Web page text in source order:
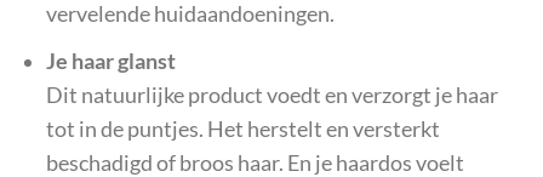
vervelende huidaandoeningen.
Je haar glanst
Dit natuurlijke product voedt en verzorgt je haar
tot in de puntjes. Het herstelt en versterkt
beschadigd of broos haar. En je haardos voelt